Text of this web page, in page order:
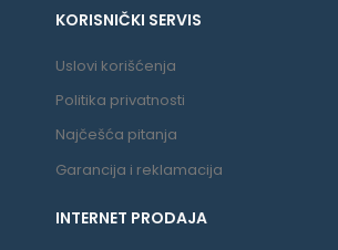
KORISNIČKI SERVIS
Uslovi korišćenja
Politika privatnosti
Najčešća pitanja
Garancija i reklamacija
INTERNET PRODAJA